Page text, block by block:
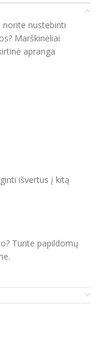
nustebinti
Marškinėliai
apranga
išvertus į kitą
Turite papildomų